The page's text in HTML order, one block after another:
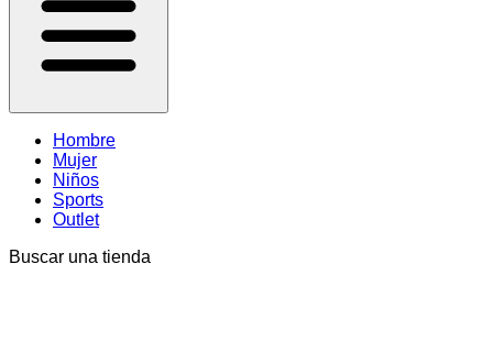
Hombre
Mujer
Niños
Sports
Outlet
Buscar una tienda